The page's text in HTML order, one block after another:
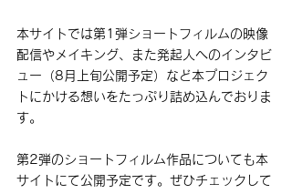
本サイトでは第1弾ショートフィルムの映像
配信やメイキング、また発起人へのインタビ
ュー（8月上旬公開予定）など本プロジェク
トにかける想いをたっぷり詰め込んでおりま
す。
第2弾のショートフィルム作品についても本
サイトにて公開予定です。ぜひチェックして